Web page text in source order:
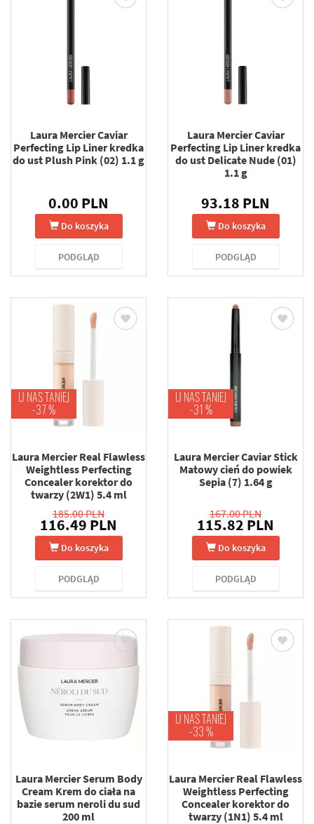
Laura Mercier Caviar
Perfecting Lip Liner kredka
do ust Plush Pink (02) 1.1 g
0.00 PLN
Do koszyka
PODGLĄD
Laura Mercier Caviar
Perfecting Lip Liner kredka
do ust Delicate Nude (01)
1.1 g
93.18 PLN
Do koszyka
PODGLĄD
U NAS TANIEJ
-37 %
Laura Mercier Real Flawless
Weightless Perfecting
Concealer korektor do
twarzy (2W1) 5.4 ml
185.00 PLN
116.49 PLN
Do koszyka
PODGLĄD
U NAS TANIEJ
-31 %
Laura Mercier Caviar Stick
Matowy cień do powiek
Sepia (7) 1.64 g
167.00 PLN
115.82 PLN
Do koszyka
PODGLĄD
Laura Mercier Serum Body
Cream Krem do ciała na
bazie serum neroli du sud
200 ml
U NAS TANIEJ
-33 %
Laura Mercier Real Flawless
Weightless Perfecting
Concealer korektor do
twarzy (1N1) 5.4 ml